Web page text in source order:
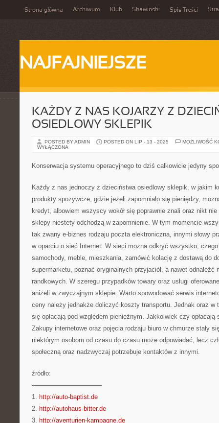
Strona główna Archiwum Klub Skawinski Spis Treści
NAJFAJNIEJSZE
KAŻDY Z NAS KOJARZY Z
OSIEDLOWY SKLEPIK
POSTED BY ADMIN POSTED ON LIP - 13 - 2025
MOŻLIWOŚĆ
WYŁĄCZONA
Konserwacja systemu operacyjnego to dziś całkowicie jedyny
Każdy z nas jednoczy z dzieciństwa osiedlowy sklepik, w jakim
produkty spożywcze, gdzie jeżeli zapomniało się pieniędzy,
kredyt, albowiem wszyscy wokół się poprawnie znali oraz nikt
sklepy niestety odchodzą w zapomnienie. W tym momencie
tak zwany e-biznes rodzaju poczta elektroniczna, innymi słowy
w oparciu o sieć Internet. W sieci można odkryć wszystko,
samochody, meble, mieszkania, zamówić kolację z dostawą do
supermarketu, poznać oryginalnych przyjaciół, a nawet odnaleźć
randkowych. W szeregu przypadków towary oraz usługi
aniżeli w zwyczajnym sklepie. Warto spowodować serwis
ceny należy jednakże doliczyć koszty transportu. Jednak oraz w
się opłacają pod względem pieniężnym. Jakkolwiek czy
Zakupy internetowe oraz pojęcia rodzaju biuro w chmurze stały
niektórym osobom od czasu do czasu może odpowiadać, lecz
społeczną oraz nadzwyczaj potrzebuje kontaktów z innymi.
źródło:
———————————
1. http://auto-baptist.de
2. http://autohaus-bitter.de
3. http://aventurien-kampagne.de